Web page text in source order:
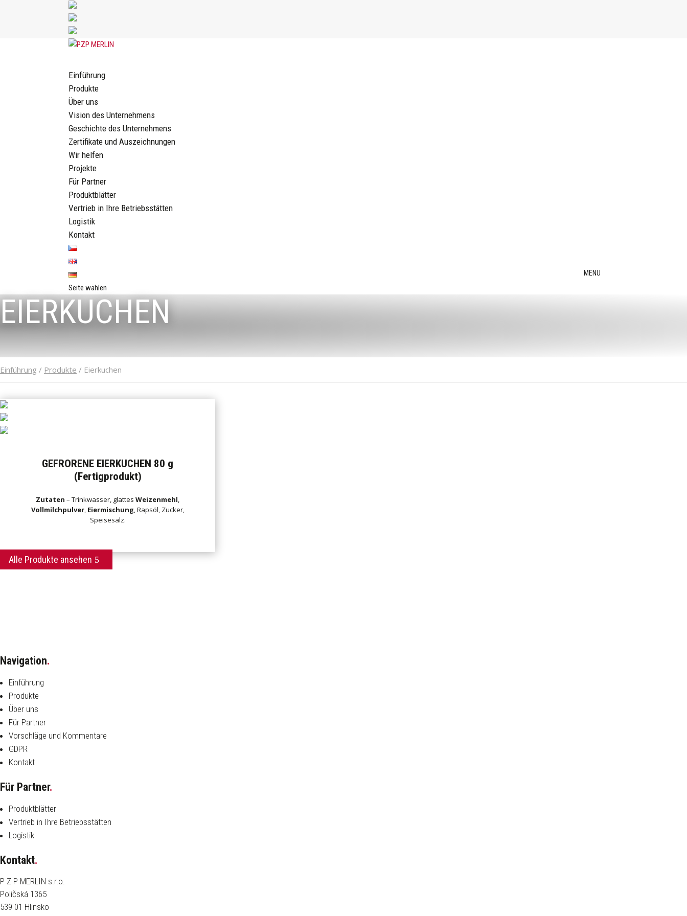
Einführung
Produkte
Über uns
Vision des Unternehmens
Geschichte des Unternehmens
Zertifikate und Auszeichnungen
Wir helfen
Projekte
Für Partner
Produktblätter
Vertrieb in Ihre Betriebsstätten
Logistik
Kontakt
Seite wählen
EIERKUCHEN
Einführung / Produkte / Eierkuchen
GEFRORENE EIERKUCHEN 80 g
(Fertigprodukt)
Zutaten – Trinkwasser, glattesWeizenmehl,
Vollmilchpulver, Eiermischung, Rapsöl, Zucker,
Speisesalz.
Alle Produkte ansehen
Navigation.
Einführung
Produkte
Über uns
Für Partner
Vorschläge und Kommentare
GDPR
Kontakt
Für Partner.
Produktblätter
Vertrieb in Ihre Betriebsstätten
Logistik
Kontakt.
P Z P MERLIN s.r.o.
Poličská 1365
539 01 Hlinsko